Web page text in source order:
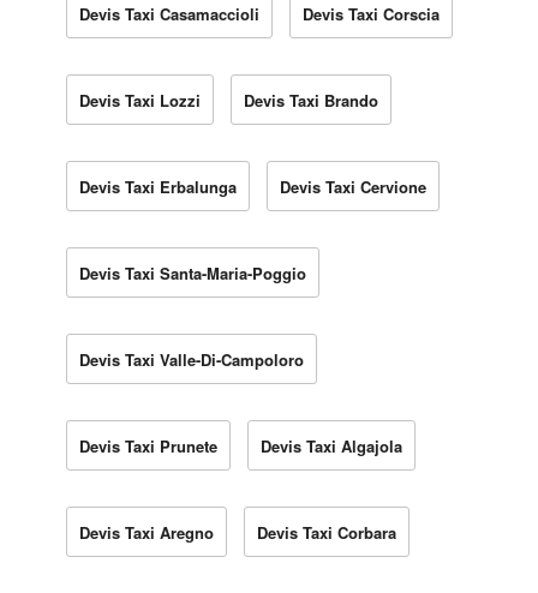
Devis Taxi Casamaccioli Devis Taxi Corscia
Devis Taxi Lozzi Devis Taxi Brando
Devis Taxi Erbalunga Devis Taxi Cervione
Devis Taxi Santa-Maria-Poggio
Devis Taxi Valle-Di-Campoloro
Devis Taxi Prunete Devis Taxi Algajola
Devis Taxi Aregno Devis Taxi Corbara